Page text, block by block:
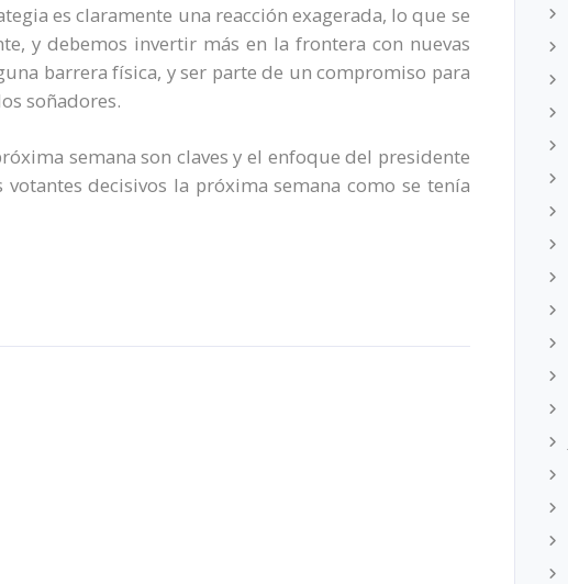
es claramente una reacción exagerada, lo que se
y debemos invertir más en la frontera con nuevas
barrera física, y ser parte de un compromiso para
soñadores.
semana son claves y el enfoque del presidente
decisivos la próxima semana como se tenía